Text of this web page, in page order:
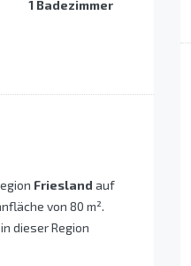
1 Badezimmer
Friesland auf
von 80 m².
dieser Region